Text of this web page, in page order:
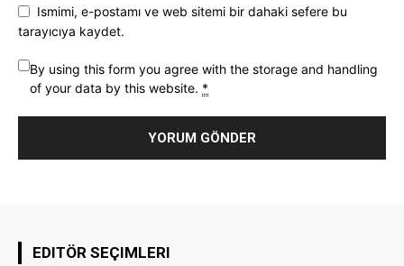
Ismimi, e-postamı ve web sitemi bir dahaki sefere bu
tarayıcıya kaydet.
By using this form you agree with the storage and handling
of your data by this website. *
EDITÖR SEÇIMLERI